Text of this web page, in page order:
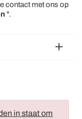
contact met ons op
".
in staat om